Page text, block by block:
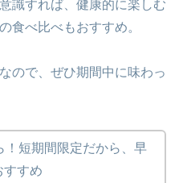
識すれば、健康的に楽しむ
食べ比べもおすすめ。
ので、ぜひ期間中に味わっ
！短期間限定だから、早
すすめ